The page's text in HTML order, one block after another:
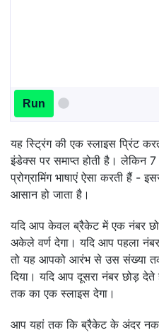
Run
यह स्ट्रिंग की एक स्लाइस प्रिंट
इंडेक्स पर समाप्त होती है। लेकिन
प्रोग्रामिंग भाषाएं ऐसा करती हैं -
आसान हो जाता है।
यदि आप केवल ब्रैकेट में एक नंबर
अकेले वर्ण देगा। यदि आप पहला
तो यह आपको आरंभ से उस संख्या
दिया। यदि आप दूसरा नंबर छोड़
तक का एक स्लाइस देगा।
आप यहां तक कि ब्रैकेट के अंदर